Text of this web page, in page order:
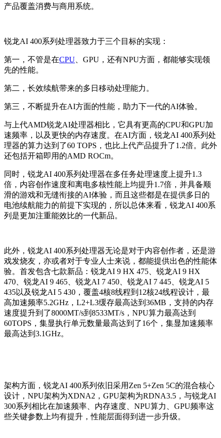
产品覆盖消费与商用系统。
锐龙AI 400系列处理器致力于三个目标的实现：
第一，不管是在CPU 、GPU，还有NPU方面，都能够实现领
先的性能。
第二，长效续航带来的多日移动处理能力。
第三，不断提升在AI方面的性能，助力下一代的AI体验。
与上代AMD锐龙AI处理器相比，它具有更高的CPU和GPU加
速频率，以及更快的内存速度。在AI方面，锐龙AI 400系列处
理器的算力达到了60 TOPS，也比上代产品提升了1.2倍。此外
还包括开箱即用的AMD ROCm。
同时，锐龙AI 400系列处理器在多任务处理速度上提升1.3
倍，内容创作速度和离电多核性能上均提升1.7倍，并具备顺
滑的游戏和无缝衔接的AI体验，而且这些都是在提供多日的
电池续航能力的前提下实现的，所以总体来看，锐龙AI 400系
列是更加注重能效比的一代新品。
此外，锐龙AI 400系列处理器无论是对于内容创作者，还是游
戏发烧友，亦或者对于专业人士来说，都能提供出色的性能体
验。首发包含七款新品：锐龙AI 9 HX 475、锐龙AI 9 HX
470、锐龙AI 9 465、锐龙AI 7 450、锐龙AI 7 445、锐龙AI 5
435以及锐龙AI 5 430，覆盖4核8线程到12核24线程设计，最
高加速频率5.2GHz，L2+L3缓存最高达到36MB，支持的内存
速度提升到了8000MT/s到8533MT/s，NPU算力最高达到
60TOPS，集显执行单元数量最高达到了16个，集显加速频率
最高达到3.1GHz。
架构方面，锐龙AI 400系列依旧采用Zen 5+Zen 5C的混合核心
设计，NPU架构为XDNA2，GPU架构为RDNA3.5，与锐龙AI
300系列相比在加速频率、内存速度、NPU算力、GPU频率这
些关键参数上均有提升，性能层面得到进一步升级。